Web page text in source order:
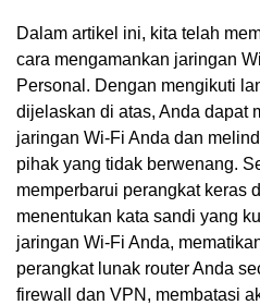
Dalam artikel ini, kita telah
cara mengamankan jaringan
Personal. Dengan mengikuti
dijelaskan di atas, Anda dapat
jaringan Wi-Fi Anda dan
pihak yang tidak berwenang.
memperbarui perangkat keras
menentukan kata sandi yang
jaringan Wi-Fi Anda,
perangkat lunak router Anda
firewall dan VPN, membatasi